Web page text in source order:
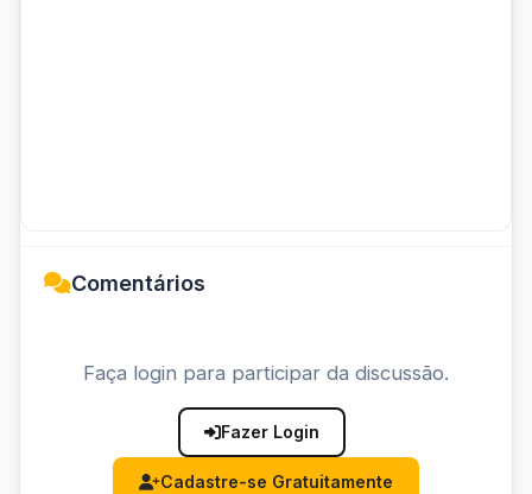
Comentários
Faça login para participar da discussão.
Fazer Login
Cadastre-se Gratuitamente